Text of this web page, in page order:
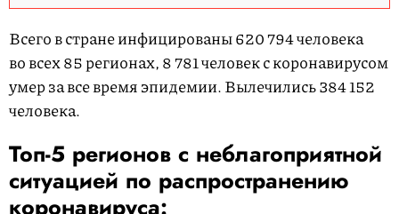
Всего в стране инфицированы 620 794 человека
во всех 85 регионах, 8 781 человек с коронавирусом
умер за все время эпидемии. Вылечились 384 152
человека.
Топ-5 регионов с неблагоприятной
ситуацией по распространению
коронавируса: